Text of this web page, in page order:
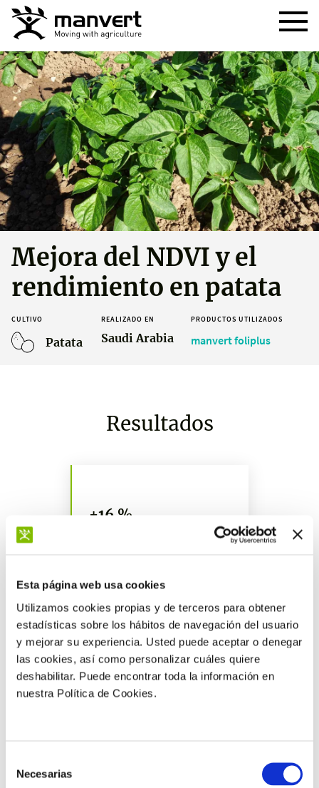
Esta página web usa cookies
Utilizamos cookies propias y de terceros para obtener
estadísticas sobre los hábitos de navegación del usuario
y mejorar su experiencia. Usted puede aceptar o denegar
las cookies, así como personalizar cuáles quiere
deshabilitar. Puede encontrar toda la información en
nuestra Política de Cookies.
Necesarias
Mejora del NDVI y el
rendimiento en patata
CULTIVO
Patata
REALIZADO EN
Saudi Arabia
PRODUCTOS UTILIZADOS
manvert foliplus
Resultados
+16 %
Más resultados